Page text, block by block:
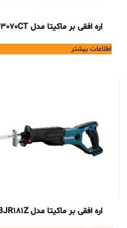
اره افقی بر ماکیتا مدل JR3070CT
اطلاعات بیشتر
اره افقی بر ماکیتا مدل BJR181Z